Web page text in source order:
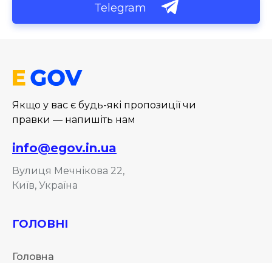
Telegram
Якщо у вас є будь-які пропозиції чи
правки — напишіть нам
info@egov.in.ua
Вулиця Мечнікова 22,
Київ, Україна
ГОЛОВНІ
Головна